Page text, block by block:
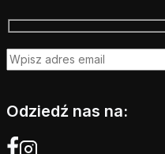
Odziedź nas na: